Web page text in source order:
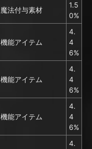
魔法付与素材
1.5
0%
機能アイテム
4.
4
6%
機能アイテム
4.
4
6%
機能アイテム
4.
4
6%
4.